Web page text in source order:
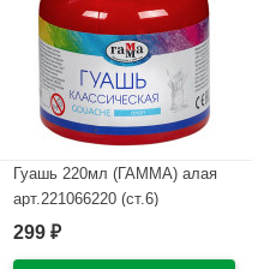
Гуашь 220мл (ГАММА) алая
арт.221066220 (ст.6)
В наличии
299 ₽